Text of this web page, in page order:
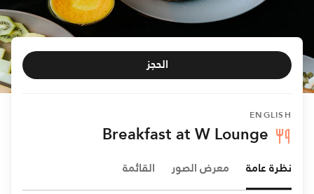
ENGLISH
Breakfast at W Lounge
الحجز
نظرة عامة معرض الصور القائمة